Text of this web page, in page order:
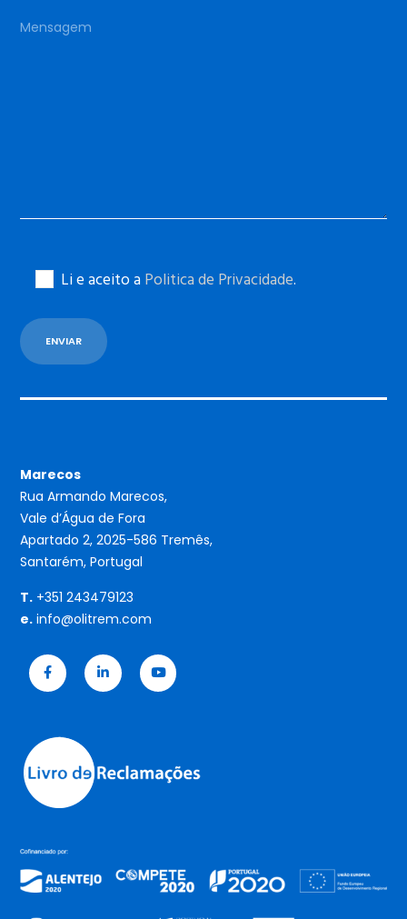
Li e aceito aPolitica de Privacidade.
Marecos
Rua Armando Marecos,
Vale d’Água de Fora
Apartado 2, 2025-586 Tremês,
Santarém, Portugal
T. +351 243479123
e. info@olitrem.com